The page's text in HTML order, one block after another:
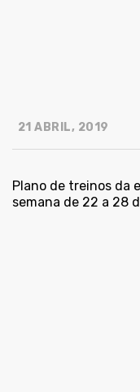
21 ABRIL, 2019
Plano de treinos da
semana de 22 a 28